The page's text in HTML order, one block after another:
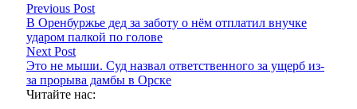
Previous Post
В Оренбуржье дед за заботу о нём отплатил внучке
ударом палкой по голове
Next Post
Это не мыши. Суд назвал ответственного за ущерб из-
за прорыва дамбы в Орске
Читайте нас: